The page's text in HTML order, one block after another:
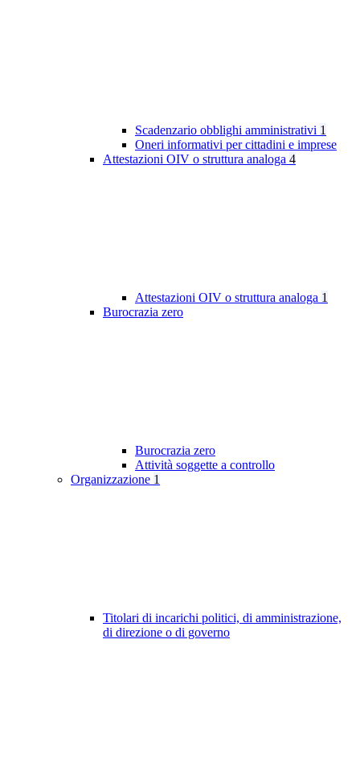
Scadenzario obblighi amministrativi 1
Oneri informativi per cittadini e imprese
Attestazioni OIV o struttura analoga 4
Attestazioni OIV o struttura analoga 1
Burocrazia zero
Burocrazia zero
Attività soggette a controllo
Organizzazione 1
Titolari di incarichi politici, di amministrazione,
di direzione o di governo